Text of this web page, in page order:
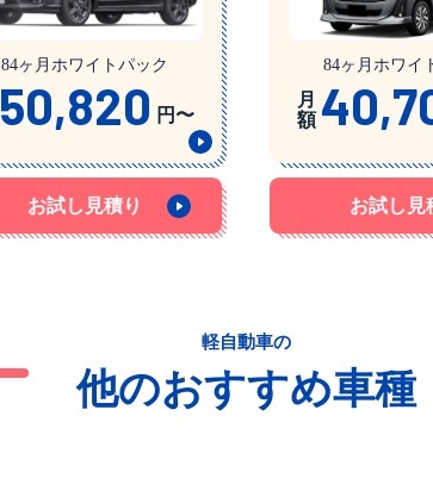
84ヶ月ホワイトパック
50,820 円〜
お試し見積り
84ヶ月ホワイ
月
額
お試し見
軽自動車の
他のおすすめ車種